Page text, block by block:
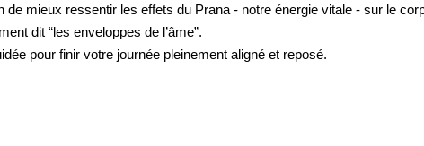
mieux ressentir les effets du Prana - notre énergie vitale - sur le
dit “les enveloppes de l’âme”.
pour finir votre journée pleinement aligné et reposé.